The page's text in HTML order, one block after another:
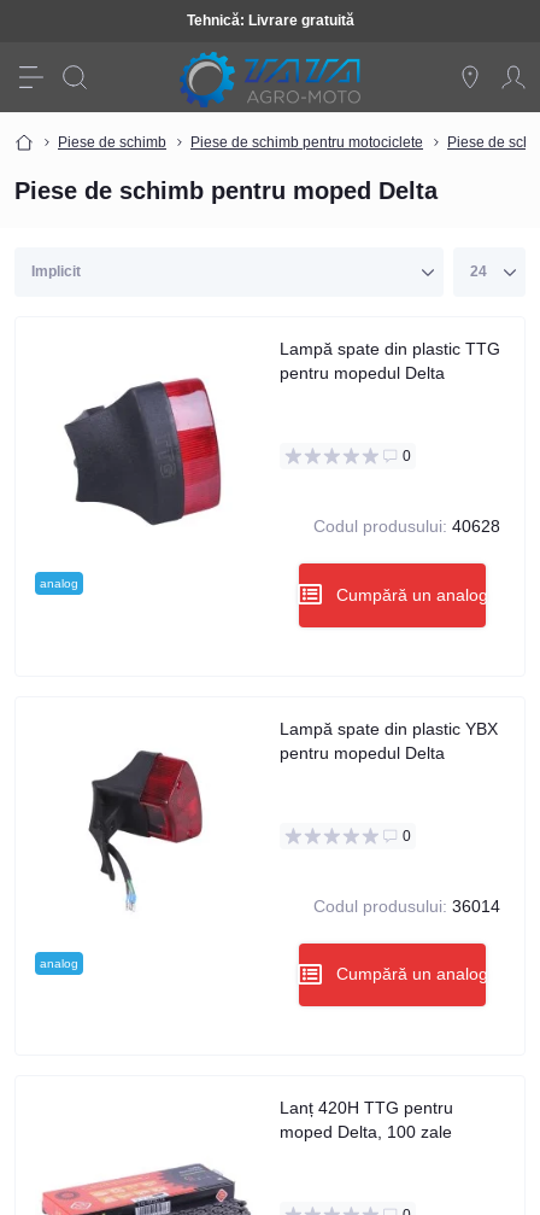
Tehnică: Livrare gratuită
Piese de schimb Piese de schimb pentru motociclete Piese de
Piese de schimb pentru moped Delta
analog
Lampă spate din plastic TTG
pentru mopedul Delta
0
Codul produsului: 40628
Cumpără un analog
analog
Lampă spate din plastic YBX
pentru mopedul Delta
0
Codul produsului: 36014
Cumpără un analog
Lanț 420H TTG pentru
moped Delta, 100 zale